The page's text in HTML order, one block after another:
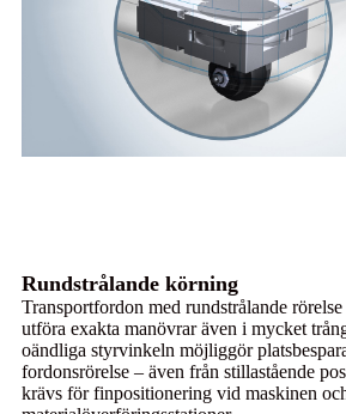
Rundstrålande körning
Transportfordon med rundstrålande
utföra exakta manövrar även i mycket
oändliga styrvinkeln möjliggör
fordonsrörelse – även från stillastående
krävs för finpositionering vid maskinen